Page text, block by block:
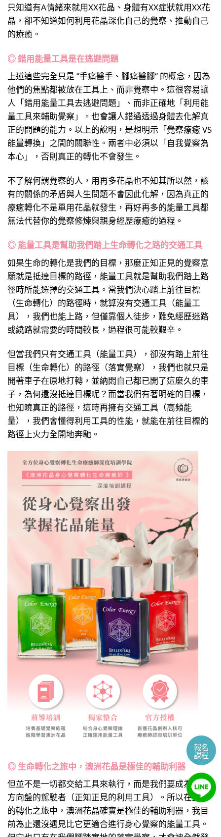
只知道有A情緒來就用XX花晶、身體有XX症狀就用XX花
晶，卻不知道如何利用花晶深化自己的覺察、推動自己
的療癒。
◎ 錯用能量工具是在逃避問題
上述這些完全只是 ‘’手痛醫手、腳痛醫腳‘’ 的概念，因為
他們的焦點都被放在工具上、而非覺察中。這很容易讓
人「錯用能量工具去逃避問題」、而非正確地「利用能
量工具來輔助覺察」。也會讓人錯過透過身體去化解真
正的問題的能力。以上的說明，是想明示「覺察療癒 VS
能量轉換」之間的關聯性。兩者中必須以「自我覺察為
本心」，否則真正的轉化不會發生。
不了解何謂覺察的人，用再多花晶也不知其所以然，該
有的關係的矛盾與人生問題不會因此化解，因為真正的
療癒轉化不是單用花晶就發生，再好再多的能量工具都
無法代替你的覺察修煉與親身經歷療癒的過程。
◎ 能量工具是幫助我們踏上生命轉化之路的交通工具
如果生命的轉化是我們的目標，那麼正知正見的覺察意
願就是抵達目標的路徑，能量工具就是幫助我們踏上路
徑時所能選擇的交通工具。當我們決心踏上前往目標
（生命轉化）的路徑時，就算沒有交通工具（能量工
具），我們也能上路，但僅靠個人徒步，難免經歷迷路
或繞路就需要的時間較長，過程很可能較艱辛。
但當我們只有交通工具（能量工具），卻沒有踏上前往
目標（生命轉化）的路徑（落實覺察），我們也就只是
開著車子在原地打轉，並納悶自己都已開了這麼久的車
子，為何還沒抵達目標呢？而當我們有著明確的目標，
也知曉真正的路徑，這時再擁有交通工具（高頻能
量），我們會懂得利用工具的性能，就能在前往目標的
路徑上火力全開地奔馳。
◎ 生命轉化之旅中，澳洲花晶是極佳的輔助利器
但並不是一切都交給工具來執行，而是我們要成為掌握
方向盤的駕駛者（正知正見的利用工具）。所以在生命
的轉化之旅中，澳洲花晶確實是極佳的輔助利器，我目
前為止還沒遇見比它更適合進行身心覺察的能量工具。
報名
課程